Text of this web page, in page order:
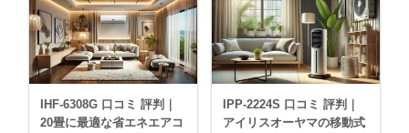
IHF-6308G 口コミ 評判｜
20畳に最適な省エネエアコ
IPP-2224S 口コミ 評判｜
アイリスオーヤマの移動式